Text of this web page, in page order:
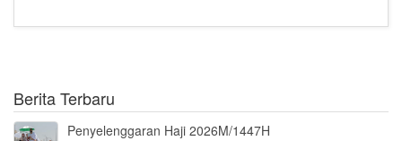
Berita Terbaru
Penyelenggaran Haji 2026M/1447H